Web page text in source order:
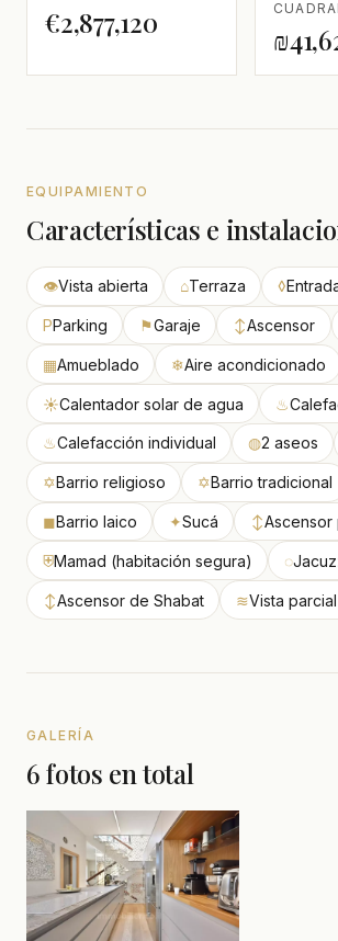
€2,877,120
EQUIPAMIENTO
Características e
👁Vista abierta ⌂Terraza ◊
PParking ⚑Garaje ↕Ascensor
▦Amueblado ❄Aire acondicionado
☀Calentador solar de agua ♨
♨Calefacción individual ◍2 aseos
✡Barrio religioso ✡Barrio tradicional
◼Barrio laico ✦Sucá ↕Ascensor
⛨Mamad (habitación segura) ◌
↕Ascensor de Shabat ≋Vista
GALERÍA
6 fotos en total